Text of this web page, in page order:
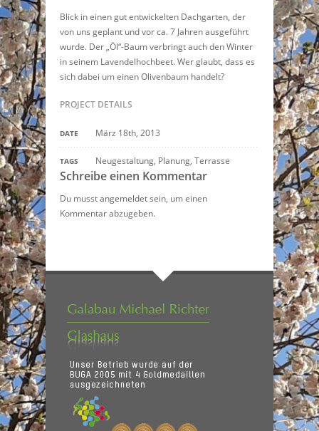
Blick in einen gut entwickelten Dachgarten, der
von uns geplant und vor ca. 7 Jahren ausgeführt
wurde. Der „Öl“-Baum verbringt auch den Winter
in seinem Lavendelhochbeet. Wer glaubt, dass es
sich dabei um einen Olivenbaum handelt?
PROJECT DETAILS
DATE März 18th, 2013
TAGS Neugestaltung, Planung, Terrasse
Schreibe einen Kommentar
Du musstangemeldetsein, um einen
Kommentar abzugeben.